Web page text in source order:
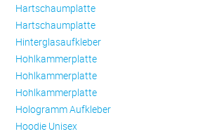
Hartschaumplatte
Hartschaumplatte
Hinterglasaufkleber
Hohlkammerplatte
Hohlkammerplatte
Hohlkammerplatte
Hologramm Aufkleber
Hoodie Unisex